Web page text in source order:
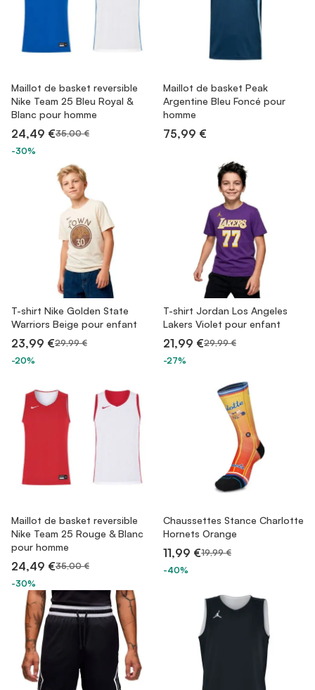
Maillot de basket reversible
Nike Team 25 Bleu Royal &
Blanc pour homme
24,49 €35,00 €
-30%
Maillot de basket Peak
Argentine Bleu Foncé pour
homme
75,99 €
T-shirt Nike Golden State
Warriors Beige pour enfant
23,99 €29,99 €
-20%
T-shirt Jordan Los Angeles
Lakers Violet pour enfant
21,99 €29,99 €
-27%
Maillot de basket reversible
Nike Team 25 Rouge & Blanc
pour homme
24,49 €35,00 €
-30%
Chaussettes Stance Charlotte
Hornets Orange
11,99 €19,99 €
-40%